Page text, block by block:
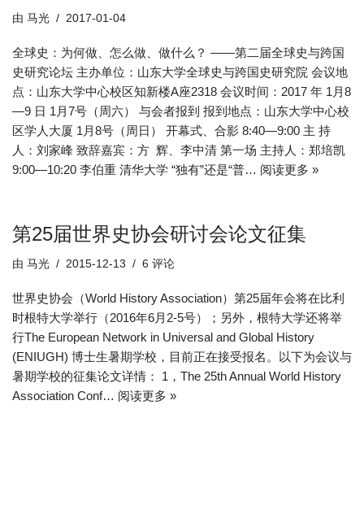
由 马光 2017-01-04
全球史：为何做、怎么做、做什么？ ——第二届全球史与跨国
史研究论坛 主办单位：山东大学全球史与跨国史研究院 会议地
点：山东大学中心校区知新楼A座2318 会议时间：2017 年 1月8
—9 日 1月7号（周六） 与会者报到 报到地点：山东大学中心校
区学人大厦 1月8号（周日） 开幕式、合影 8:40—9:00 主 持
人：刘家峰 致辞嘉宾：方 辉、李中清 第一场 主持人：郑培凯
9:00—10:20 李伯重 清华大学 “独有”还是“普… 阅读更多 »
第25届世界史协会研讨会论文征集
由 马光 2015-12-13 6 评论
世界史协会（World History Association）第25届年会将在比利
时根特大学举行（2016年6月2-5号）；另外，根特大学还将举
行The European Network in Universal and Global History
(ENIUGH) 博士生暑期学校，目前正在接受报名。以下为会议与
暑期学校的征集论文详情： 1，The 25th Annual World History
Association Conf… 阅读更多 »